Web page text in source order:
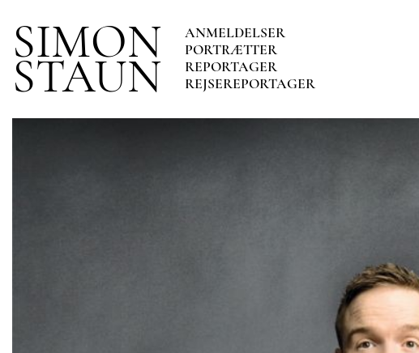
SIMON
STAUN
ANMELDELSER
PORTRÆTTER
REPORTAGER
REJSEREPORTAGER